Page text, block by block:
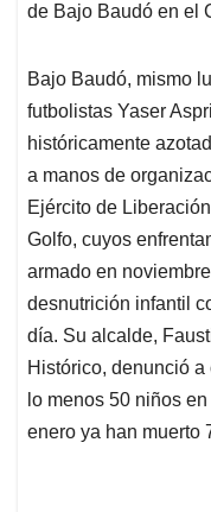
de Bajo Baudó en el
Bajo Baudó, mismo
futbolistas Yaser
históricamente
a manos de
Ejército de
Golfo, cuyos
armado en
desnutrición infantil
día. Su alcalde,
Histórico, denunció
lo menos 50 niños
enero ya han muerto